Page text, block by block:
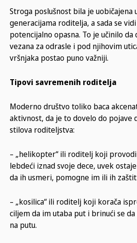
Stroga poslušnost bila je uobičajena
generacijama roditelja, a sada se
potencijalno opasna. To je učinilo da
vezana za odrasle i pod njihovim
vršnjaka postao puno važniji.
Tipovi savremenih roditelja
Moderno društvo toliko baca
aktivnost, da je to dovelo do pojave
stilova roditeljstva:
– „helikopter“ ili roditelj koji
lebdeći iznad svoje dece, uvek
da ih usmeri, pomogne im ili ih
– „kosilica“ ili roditelj koji korača
ciljem da im utaba put i brinući se
na putu.